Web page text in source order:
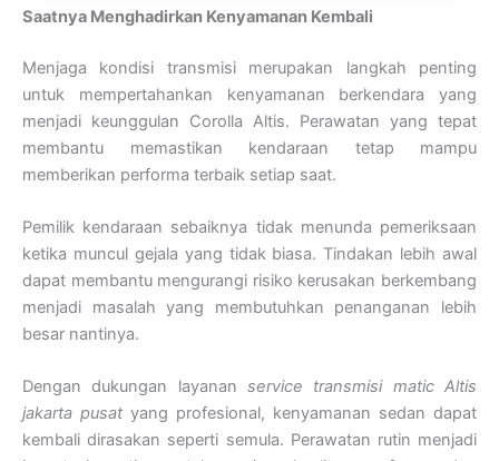
Saatnya Menghadirkan Kenyamanan Kembali
Menjaga kondisi transmisi merupakan langkah penting
untuk mempertahankan kenyamanan berkendara yang
menjadi keunggulan Corolla Altis. Perawatan yang tepat
membantu memastikan kendaraan tetap mampu
memberikan performa terbaik setiap saat.
Pemilik kendaraan sebaiknya tidak menunda pemeriksaan
ketika muncul gejala yang tidak biasa. Tindakan lebih awal
dapat membantu mengurangi risiko kerusakan berkembang
menjadi masalah yang membutuhkan penanganan lebih
besar nantinya.
Dengan dukungan layanan service transmisi matic Altis
jakarta pusat yang profesional, kenyamanan sedan dapat
kembali dirasakan seperti semula. Perawatan rutin menjadi